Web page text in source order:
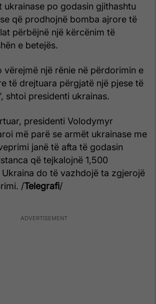
ukrainase po godasin gjithashtu
që prodhojnë bomba ajrore të
përbëjnë një kërcënim të
e betejës.
vërejmë një rënie në përdorimin e
të drejtuara përgjatë një pjese të
shtoi presidenti ukrainas.
presidenti Volodymyr
më parë se armët ukrainase me
janë të afta të godasin
që tejkalojnë 1,500
do të vazhdojë ta zgjerojë
/Telegrafi/